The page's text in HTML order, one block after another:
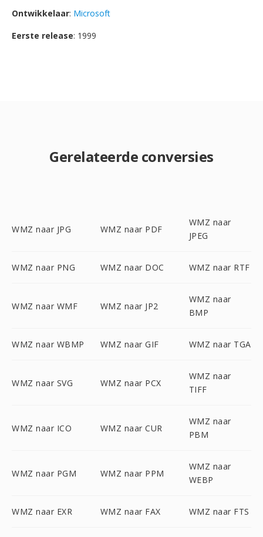
Ontwikkelaar: Microsoft
Eerste release: 1999
Gerelateerde conversies
WMZ naar JPG WMZ naar PDF
WMZ naar
JPEG
WMZ naar PNG WMZ naar DOC WMZ naar RTF
WMZ naar WMF WMZ naar JP2
WMZ naar
BMP
WMZ naar WBMP WMZ naar GIF WMZ naar TGA
WMZ naar SVG WMZ naar PCX
WMZ naar
TIFF
WMZ naar ICO WMZ naar CUR
WMZ naar
PBM
WMZ naar PGM WMZ naar PPM
WMZ naar
WEBP
WMZ naar EXR WMZ naar FAX WMZ naar FTS